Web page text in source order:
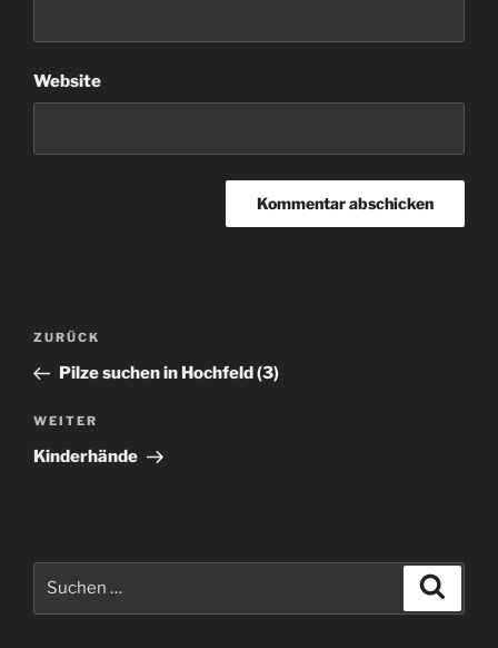
Website
Beitragsnavigation
Vorheriger
Beitrag
ZURÜCK
Pilze suchen in Hochfeld (3)
Nächster
Beitrag
WEITER
Kinderhände